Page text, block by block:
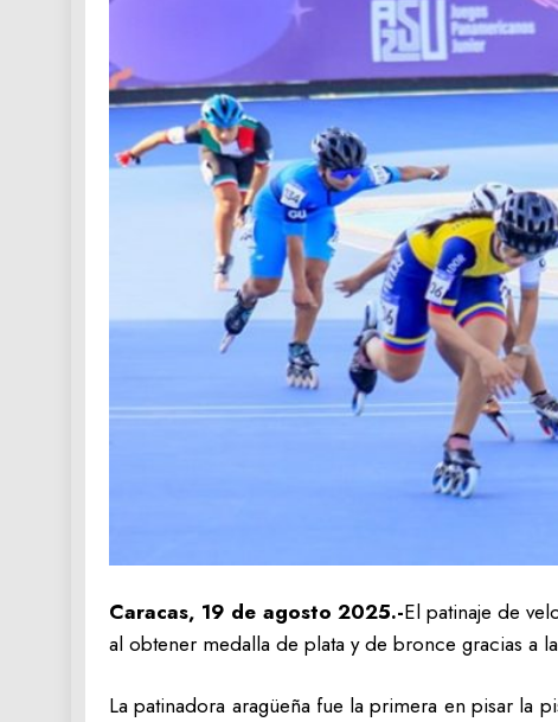
Caracas, 19 de agosto 2025.-El patinaje de
al obtener medalla de plata y de bronce gracias a
La patinadora aragüeña fue la primera en pisar la